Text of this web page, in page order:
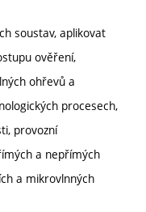
soustav, aplikovat
ověření,
ohřevů a
procesech,
provozní
a nepřímých
a mikrovlnných